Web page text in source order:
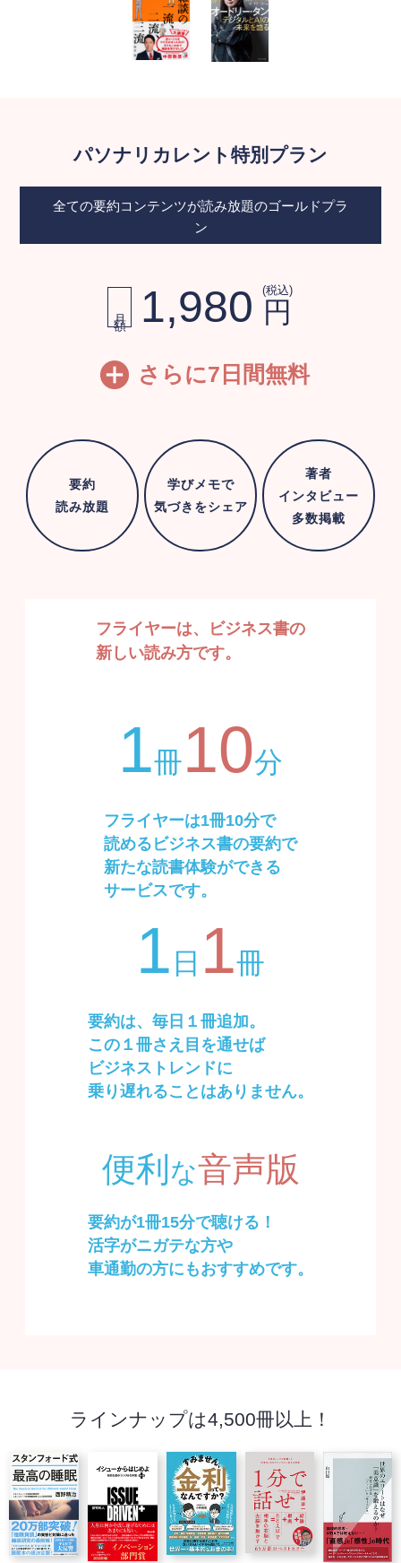
パソナリカレント特別プラン
全ての要約コンテンツが読み放題のゴールドプラ
ン
1,980 (税込)
円
さらに7 日間無料
要約
読み放題
学びメモで
気づきをシェア
著者
インタビュー
多数掲載
フライヤーは、ビジネス書の
新しい読み方です。
1冊10分
フライヤーは1冊10分で
読めるビジネス書の要約で
新たな読書体験ができる
サービスです。
1 日 1冊
要約は、 毎日１冊追加。
この１冊さえ目を通せば
ビジネストレンドに
乗り遅れることはありません。
便利 な音声版
要約が1冊15分で聴ける！
活字がニガテな方や
車通勤の方にもおすすめです。
ラインナップは4,500冊以上！